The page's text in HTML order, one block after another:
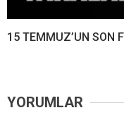
15 TEMMUZ’UN SON
YORUMLAR